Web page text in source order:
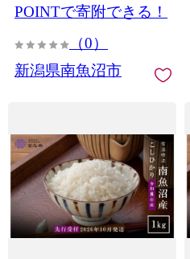
POINTで寄附できる！
（0）
新潟県南魚沼市